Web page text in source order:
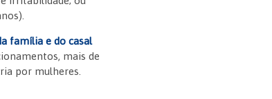
família e do casal
mais de
por mulheres.